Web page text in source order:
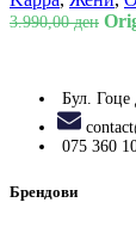
3.990,00ден
Бул. Гоце
075 360
Брендови